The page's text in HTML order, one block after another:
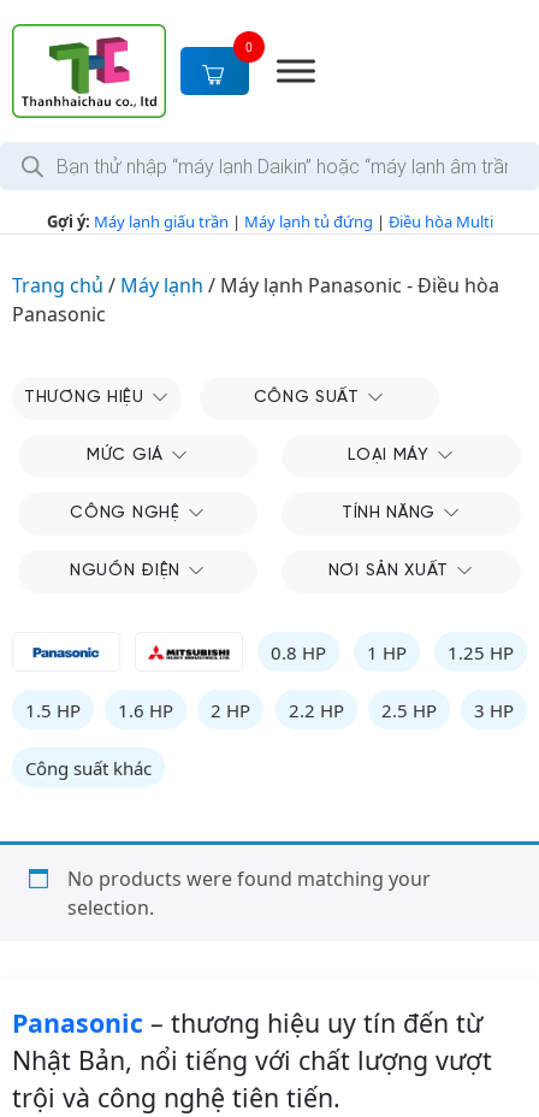
c
0
T
m
i Gợi ý: Máy lạnh giấu trần | Máy lạnh tủ đứng | Điều hòa Multi
Trang chủ / Máy lạnh / Máy lạnh Panasonic - Điều hòa
Panasonic
THƯƠNG HIỆU CÔNG SUẤT
MỨC GIÁ LOẠI MÁY
CÔNG NGHỆ TÍNH NĂNG
NGUỒN ĐIỆN NƠI SẢN XUẤT
0.8 HP 1 HP 1.25 HP
1.5 HP 1.6 HP 2 HP 2.2 HP 2.5 HP 3 HP
Công suất khác
No products were found matching your
selection.
Panasonic – thương hiệu uy tín đến từ
Nhật Bản, nổi tiếng với chất lượng vượt
trội và công nghệ tiên tiến.